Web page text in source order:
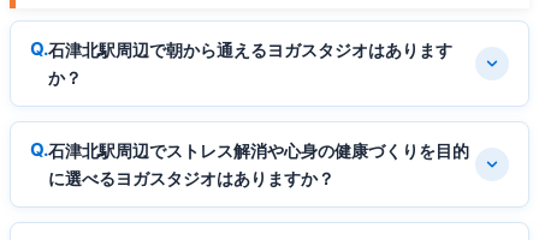
石津北駅周辺で朝から通えるヨガスタジオはあります
か？
石津北駅周辺でストレス解消や心身の健康づくりを目的
に選べるヨガスタジオはありますか？